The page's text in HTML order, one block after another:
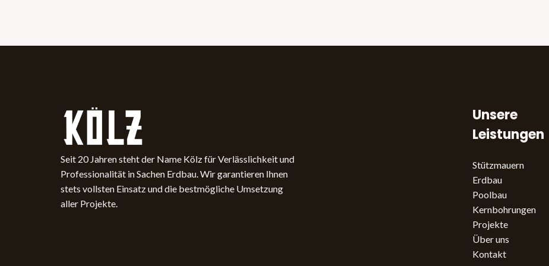
Seit 20 Jahren steht der Name Kölz für Verlässlichkeit und
­Professionalität in Sachen Erdbau. Wir garantieren Ihnen
stets ­vollsten Einsatz und die bestmögliche Umsetzung
aller Projekte.
Unsere
Leistungen
Stützmauern
Erdbau
Poolbau
Kernbohrungen
Projekte
Über uns
Kontakt